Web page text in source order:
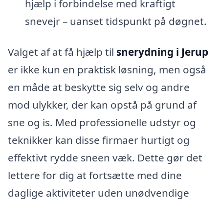
hjælp i forbindelse med kraftigt
snevejr – uanset tidspunkt på døgnet.
Valget af at få hjælp til snerydning i Jerup
er ikke kun en praktisk løsning, men også
en måde at beskytte sig selv og andre
mod ulykker, der kan opstå på grund af
sne og is. Med professionelle udstyr og
teknikker kan disse firmaer hurtigt og
effektivt rydde sneen væk. Dette gør det
lettere for dig at fortsætte med dine
daglige aktiviteter uden unødvendige